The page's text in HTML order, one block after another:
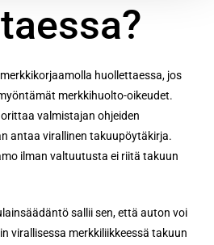
huollettaessa, jos
merkkihuolto-oikeudet.
valmistajan ohjeiden
antaa virallinen takuupöytäkirja.
ilman valtuutusta ei riitä takuun
sallii sen, että auton voi
virallisessa merkkiliikkeessä takuun